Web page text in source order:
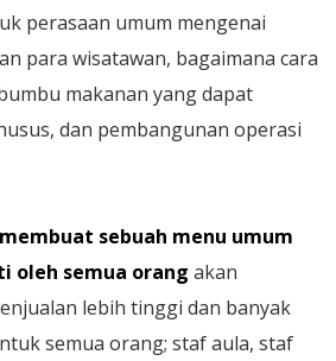
perasaan umum mengenai
para wisatawan, bagaimana cara
makanan yang dapat
dan pembangunan operasi
membuat sebuah menu umum
oleh semua orang akan
lebih tinggi dan banyak
semua orang; staf aula, staf